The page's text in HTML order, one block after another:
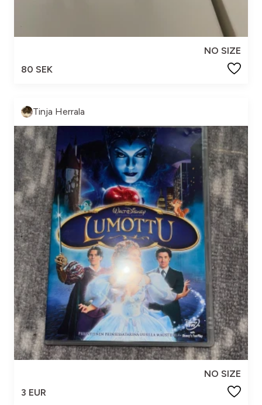
NO SIZE
80 SEK
Tinja Herrala
NO SIZE
3 EUR